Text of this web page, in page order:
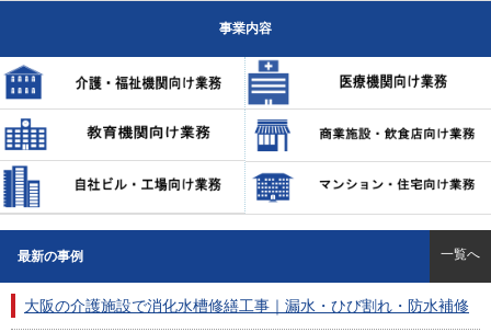
事業内容
最新の事例 一覧へ
大阪の介護施設で消化水槽修繕工事｜漏水・ひび割れ・防水補修